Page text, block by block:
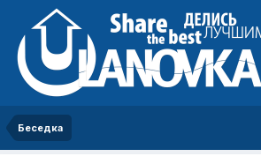
Беседка